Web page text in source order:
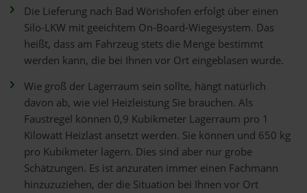
Die Lieferung nach Bad Wörishofen erfolgt über einen
Silo-LKW mit geeichtem On-Board-Wiegesystem. Das
heißt, dass am Fahrzeug stets die Menge bestimmt
werden kann, die bei Ihnen vor Ort eingeblasen wurde.
Wie groß der Lagerraum sein sollte, hängt natürlich
davon ab, wie viel Heizleistung Sie brauchen. Als
Faustregel können 0,9 Kubikmeter Lagerraum pro 1
Kilowatt Heizlast ansetzt werden. Sie können und 650 kg
pro Kubikmeter lagern. Dies sind aber nur grobe
Schätzungen. Es ist anzuraten immer einen Fachmann
hinzuzuziehen, der die Situation bei Ihnen vor Ort